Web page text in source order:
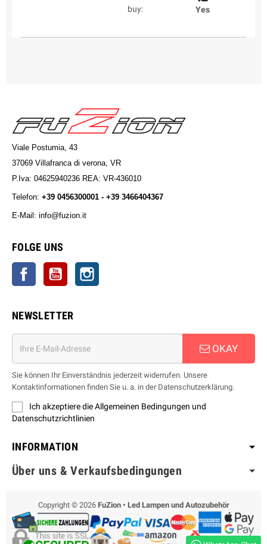
buy:
Yes
Viale Postumia, 43
37069 Villafranca di verona, VR
P.Iva: 04625940236 REA: VR-436010
Telefon: +39 0456300001 - +39 3466404367
E-Mail: info@fuzion.it
FOLGE UNS
Facebook YouTube
NEWSLETTER
OKAY
Sie können Ihr Einverständnis jederzeit widerrufen. Unsere
Kontaktinformationen finden Sie u. a. in der Datenschutzerklärung.
Ich akzeptiere die Allgemeinen Bedingungen und
Datenschutzrichtlinien
INFORMATION
Über uns & Verkaufsbedingungen
Copyright © 2026 FuZion • Led Lampen und Autozubehör